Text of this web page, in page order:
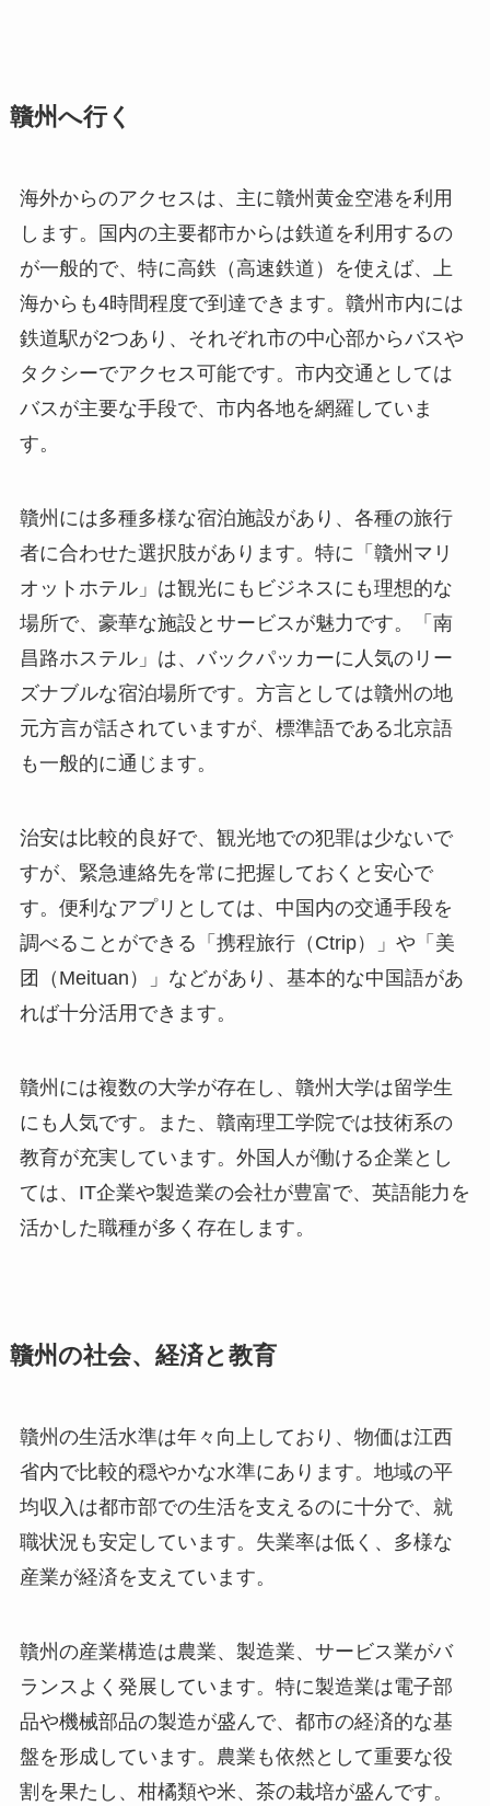
贛州へ行く
海外からのアクセスは、主に贛州黄金空港を利用
します。国内の主要都市からは鉄道を利用するの
が一般的で、特に高鉄（高速鉄道）を使えば、上
海からも4時間程度で到達できます。贛州市内には
鉄道駅が2つあり、それぞれ市の中心部からバスや
タクシーでアクセス可能です。市内交通としては
バスが主要な手段で、市内各地を網羅していま
す。
贛州には多種多様な宿泊施設があり、各種の旅行
者に合わせた選択肢があります。特に「贛州マリ
オットホテル」は観光にもビジネスにも理想的な
場所で、豪華な施設とサービスが魅力です。「南
昌路ホステル」は、バックパッカーに人気のリー
ズナブルな宿泊場所です。方言としては贛州の地
元方言が話されていますが、標準語である北京語
も一般的に通じます。
治安は比較的良好で、観光地での犯罪は少ないで
すが、緊急連絡先を常に把握しておくと安心で
す。便利なアプリとしては、中国内の交通手段を
調べることができる「携程旅行（Ctrip）」や「美
团（Meituan）」などがあり、基本的な中国語があ
れば十分活用できます。
贛州には複数の大学が存在し、贛州大学は留学生
にも人気です。また、贛南理工学院では技術系の
教育が充実しています。外国人が働ける企業とし
ては、IT企業や製造業の会社が豊富で、英語能力を
活かした職種が多く存在します。
贛州の社会、経済と教育
贛州の生活水準は年々向上しており、物価は江西
省内で比較的穏やかな水準にあります。地域の平
均収入は都市部での生活を支えるのに十分で、就
職状況も安定しています。失業率は低く、多様な
産業が経済を支えています。
贛州の産業構造は農業、製造業、サービス業がバ
ランスよく発展しています。特に製造業は電子部
品や機械部品の製造が盛んで、都市の経済的な基
盤を形成しています。農業も依然として重要な役
割を果たし、柑橘類や米、茶の栽培が盛んです。